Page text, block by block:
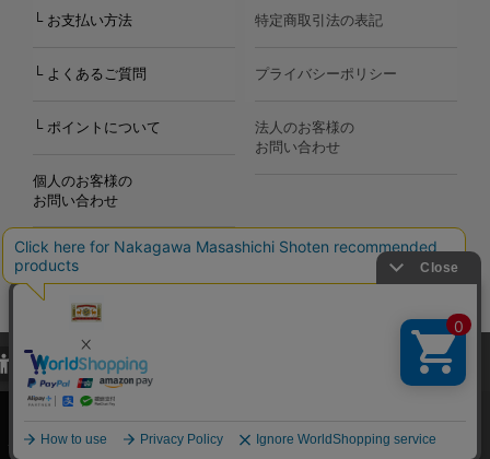
└ お支払い方法
└ よくあるご質問
└ ポイントについて
個人のお客様の
お問い合わせ
特定商取引法の表記
プライバシーポリシー
法人のお客様の
お問い合わせ
Copyright©2000-2026
Nakagawa Masashichi Shoten All Rights Reserved.
当サイトでは、当サイト内における閲覧履歴・属性情報などの取得およ
び利便性向上のためにクッキー（Cookie）を使用いたします。詳細に
関しては「プライバシーポリシー
承諾する